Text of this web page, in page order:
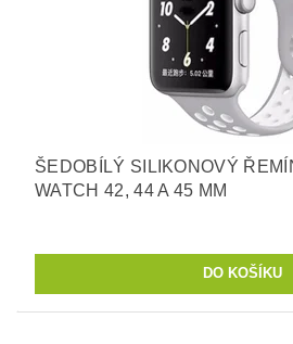
ŠEDOBÍLÝ SILIKONOVÝ
WATCH 42, 44 A 45 MM